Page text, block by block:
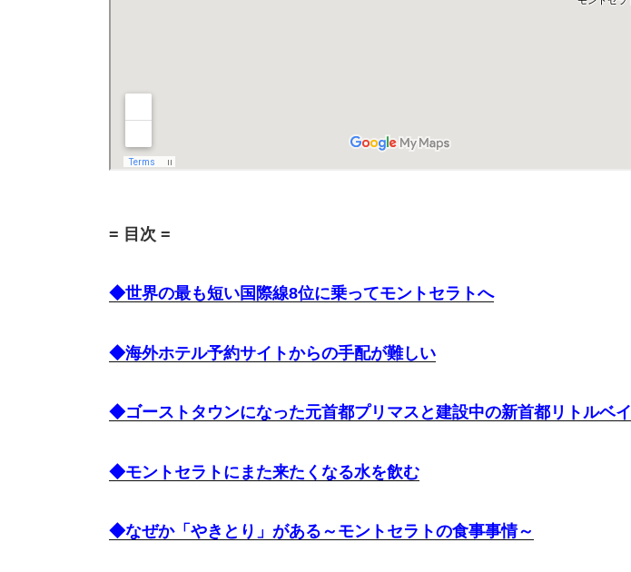
= 目次 =
◆世界の最も短い国際線8位に乗ってモントセラトへ
◆海外ホテル予約サイトからの手配が難しい
◆ゴーストタウンになった元首都プリマスと建設中の新首都リトルベイ
◆モントセラトにまた来たくなる水を飲む
◆なぜか「やきとり」がある～モントセラトの食事事情～